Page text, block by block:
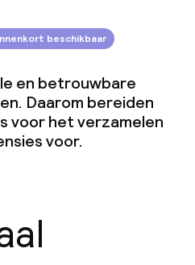
beschikbaar
en betrouwbare
Daarom bereiden
voor het verzamelen
voor.